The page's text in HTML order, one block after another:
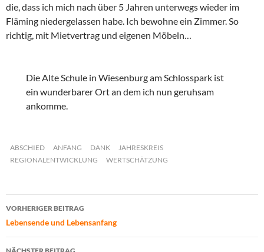
die, dass ich mich nach über 5 Jahren unterwegs wieder im
Fläming niedergelassen habe. Ich bewohne ein Zimmer. So
richtig, mit Mietvertrag und eigenen Möbeln…
Die Alte Schule in Wiesenburg am Schlosspark ist
ein wunderbarer Ort an dem ich nun geruhsam
ankomme.
ABSCHIED ANFANG DANK
JAHRESKREIS
REGIONALENTWICKLUNG
WERTSCHÄTZUNG
Beitragsnavigation
VORHERIGER BEITRAG
Lebensende und Lebensanfang